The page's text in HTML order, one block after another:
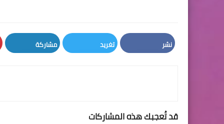
نشر تغريد مشاركة
قد تُعجبك هذه المشاركات